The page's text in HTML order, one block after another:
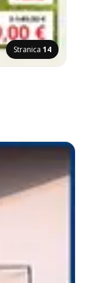
Stranica 14